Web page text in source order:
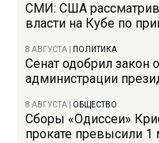
СМИ: США
власти на Кубе по
8 АВГУСТА ПОЛИТИКА
Сенат одобрил закон
администрации
8 АВГУСТА ОБЩЕСТВО
Сборы «Одиссеи»
прокате превысили